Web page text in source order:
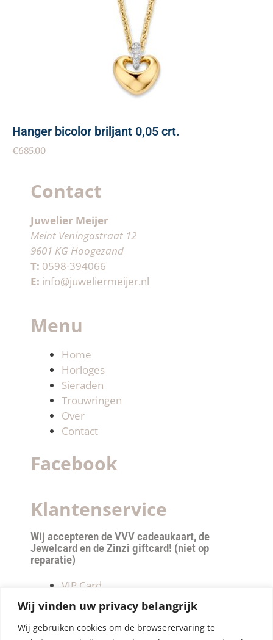
Wij vinden uw privacy belangrijk
Wij gebruiken cookies om de browserervaring te
Hanger bicolor briljant 0,05 crt.
€685.00
Contact
Juwelier Meijer
Meint Veningastraat 12
9601 KG Hoogezand
T: 0598-394066
E: info@juweliermeijer.nl
Menu
Home
Horloges
Sieraden
Trouwringen
Over
Contact
Facebook
Klantenservice
Wij accepteren de VVV cadeaukaart, de
Jewelcard en de Zinzi giftcard! (niet op
reparatie)
VIP Card
Retourneren
Betalen & verzendkosten
Privacy Policy